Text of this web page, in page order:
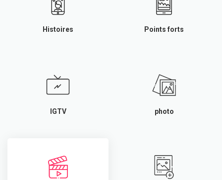
Histoires Points forts
IGTV photo